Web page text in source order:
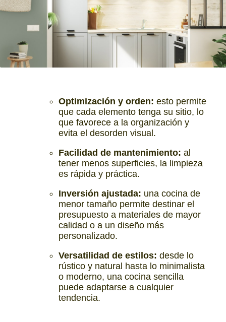
Optimización y orden: esto permite
que cada elemento tenga su sitio, lo
que favorece a la organización y
evita el desorden visual.
Facilidad de mantenimiento: al
tener menos superficies, la limpieza
es rápida y práctica.
Inversión ajustada: una cocina de
menor tamaño permite destinar el
presupuesto a materiales de mayor
calidad o a un diseño más
personalizado.
Versatilidad de estilos: desde lo
rústico y natural hasta lo minimalista
o moderno, una cocina sencilla
puede adaptarse a cualquier
tendencia.